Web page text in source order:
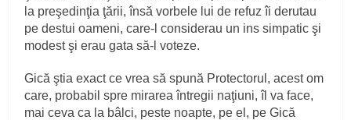
la preşedinţia ţării, însă vorbele lui de refuz îi derutau
pe destui oameni, care‑l considerau un ins simpatic şi
modest şi erau gata să‑l voteze.
Gică ştia exact ce vrea să spună Protectorul, acest om
care, probabil spre mirarea întregii naţiuni, îl va face,
mai ceva ca la bâlci, peste noapte, pe el, pe Gică